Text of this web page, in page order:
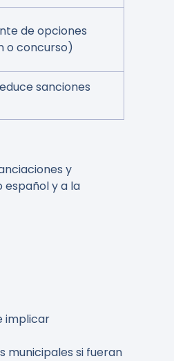
de opciones
o concurso)
sanciones
y
y a la
implicar
municipales si fueran